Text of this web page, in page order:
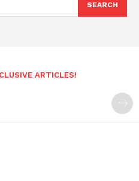
SEARCH
ARTICLES!